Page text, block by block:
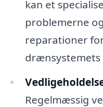
kan et
problemerne
reparationer
Regelmæssig